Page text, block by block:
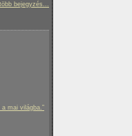
bejegyzés...
mai világba.”